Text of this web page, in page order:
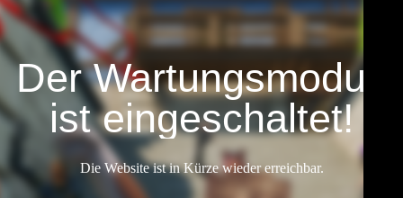
Der Wartungsmodus
ist eingeschaltet!
Die Website ist in Kürze wieder erreichbar.